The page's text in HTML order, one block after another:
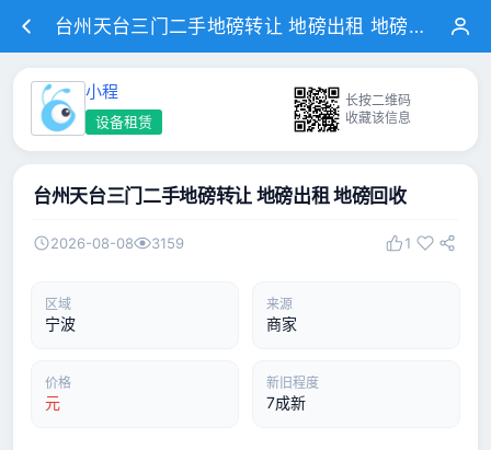
台州天台三门二手地磅转让 地磅出租 地磅回收
小程
设备租赁
长按二维码
收藏该信息
台州天台三门二手地磅转让 地磅出租 地磅回收
2026-08-08 3159 1
区域
宁波
来源
商家
价格
元
新旧程度
7成新